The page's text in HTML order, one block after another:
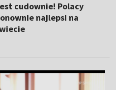
cudownie! Polacy
najlepsi na